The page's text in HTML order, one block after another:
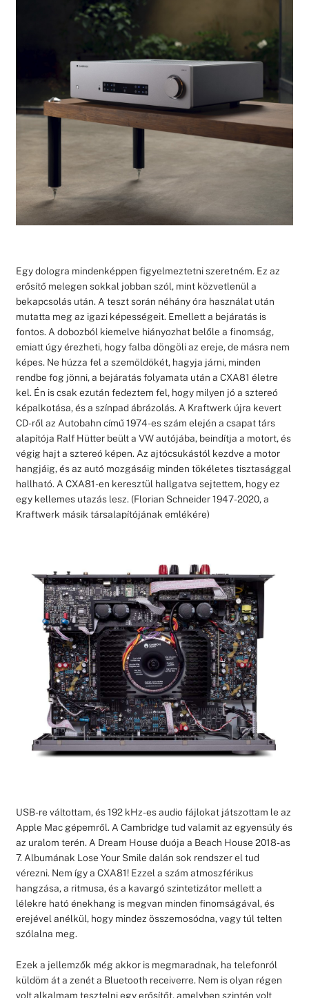
Egy dologra mindenképpen figyelmeztetni szeretném. Ez az
erősítő melegen sokkal jobban szól, mint közvetlenül a
bekapcsolás után. A teszt során néhány óra használat után
mutatta meg az igazi képességeit. Emellett a bejáratás is
fontos. A dobozból kiemelve hiányozhat belőle a finomság,
emiatt úgy érezheti, hogy falba döngöli az ereje, de másra nem
képes. Ne húzza fel a szemöldökét, hagyja járni, minden
rendbe fog jönni, a bejáratás folyamata után a CXA81 életre
kel. Én is csak ezután fedeztem fel, hogy milyen jó a sztereó
képalkotása, és a színpad ábrázolás. A Kraftwerk újra kevert
CD-ről az Autobahn című 1974-es szám elején a csapat társ
alapítója Ralf Hütter beült a VW autójába, beindítja a motort, és
végig hajt a sztereó képen. Az ajtócsukástól kezdve a motor
hangjáig, és az autó mozgásáig minden tökéletes tisztasággal
hallható. A CXA81-en keresztül hallgatva sejtettem, hogy ez
egy kellemes utazás lesz. (Florian Schneider 1947-2020, a
Kraftwerk másik társalapítójának emlékére)
USB-re váltottam, és 192 kHz-es audio fájlokat játszottam le az
Apple Mac gépemről. A Cambridge tud valamit az egyensúly és
az uralom terén. A Dream House duója a Beach House 2018-as
7. Albumának Lose Your Smile dalán sok rendszer el tud
vérezni. Nem így a CXA81! Ezzel a szám atmoszférikus
hangzása, a ritmusa, és a kavargó szintetizátor mellett a
lélekre ható énekhang is megvan minden finomságával, és
erejével anélkül, hogy mindez összemosódna, vagy túl telten
szólalna meg.
Ezek a jellemzők még akkor is megmaradnak, ha telefonról
küldöm át a zenét a Bluetooth receiverre. Nem is olyan régen
volt alkalmam tesztelni egy erősítőt, amelyben szintén volt